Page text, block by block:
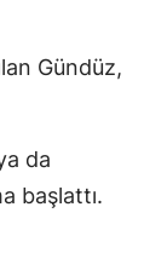
Gündüz,
da
başlattı.